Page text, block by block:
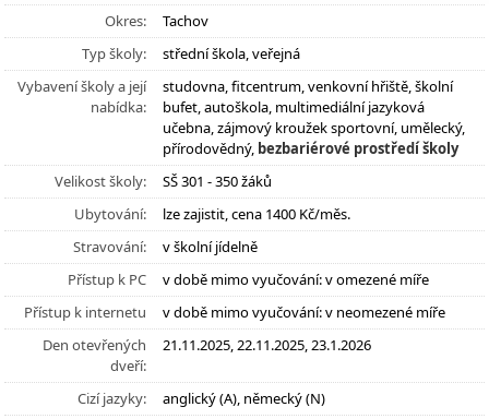
Okres:
Tachov
Typ školy:
střední škola, veřejná
Vybavení školy a její
nabídka:
studovna, fitcentrum, venkovní hřiště, školní
bufet, autoškola, multimediální jazyková
učebna, zájmový kroužek sportovní, umělecký,
přírodovědný, bezbariérové prostředí školy
Velikost školy:
SŠ 301 - 350 žáků
Ubytování:
lze zajistit, cena 1400 Kč/měs.
Stravování:
v školní jídelně
Přístup k PC
v době mimo vyučování: v omezené míře
Přístup k internetu
v době mimo vyučování: v neomezené míře
Den otevřených
dveří:
21.11.2025, 22.11.2025, 23.1.2026
Cizí jazyky:
anglický (A), německý (N)